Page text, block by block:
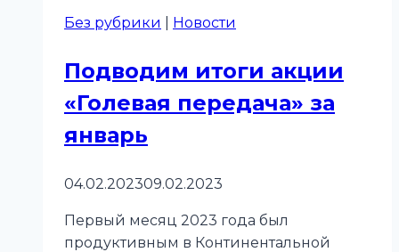
Без рубрики Новости
Подводим итоги акции
«Голевая передача» за
январь
04.02.202309.02.2023
Первый месяц 2023 года был
продуктивным в Континентальной